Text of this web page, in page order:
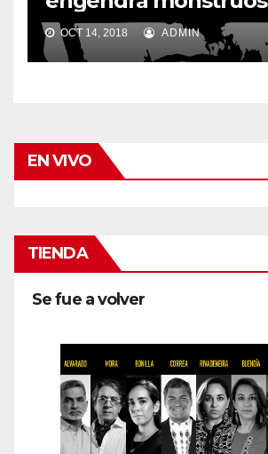
OCT 14, 2018 ADMIN
EN VIVO
TIENDA
Se fue a volver